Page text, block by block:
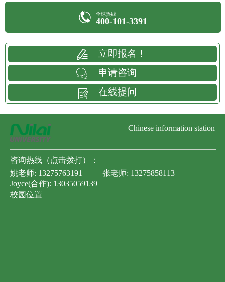
全球热线
400-101-3391
立即报名！
申请咨询
在线提问
Chinese information station
咨询热线（点击拨打）：
姚老师: 13275763191 张老师: 13275858113
Joyce(合作): 13035059139
校园位置